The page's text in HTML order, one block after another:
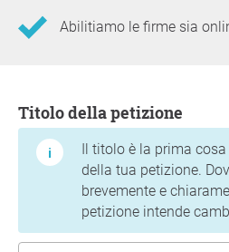
Abilitiamo le firme sia
Titolo della petizione
Il titolo è la prima
della tua petizione.
brevemente e
petizione intende